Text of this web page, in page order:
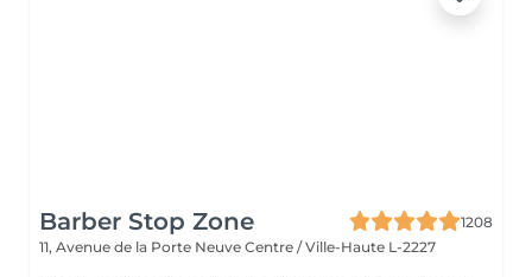
Barber Stop Zone
1208
11, Avenue de la Porte Neuve Centre / Ville-Haute L-2227